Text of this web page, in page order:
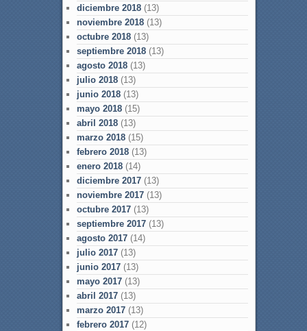
diciembre 2018(13)
noviembre 2018(13)
octubre 2018(13)
septiembre 2018(13)
agosto 2018(13)
julio 2018(13)
junio 2018(13)
mayo 2018(15)
abril 2018(13)
marzo 2018(15)
febrero 2018(13)
enero 2018(14)
diciembre 2017(13)
noviembre 2017(13)
octubre 2017(13)
septiembre 2017(13)
agosto 2017(14)
julio 2017(13)
junio 2017(13)
mayo 2017(13)
abril 2017(13)
marzo 2017(13)
febrero 2017(12)